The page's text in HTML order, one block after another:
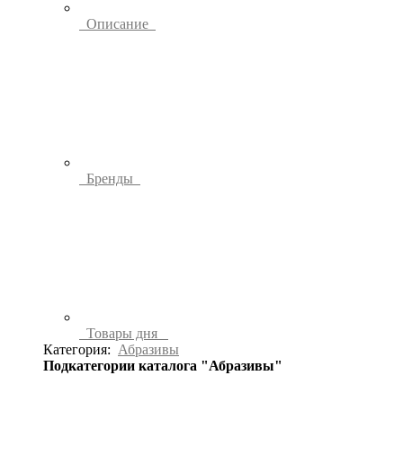
Описание
Бренды
Товары дня
Категория: Абразивы
Подкатегории каталога "Абразивы"